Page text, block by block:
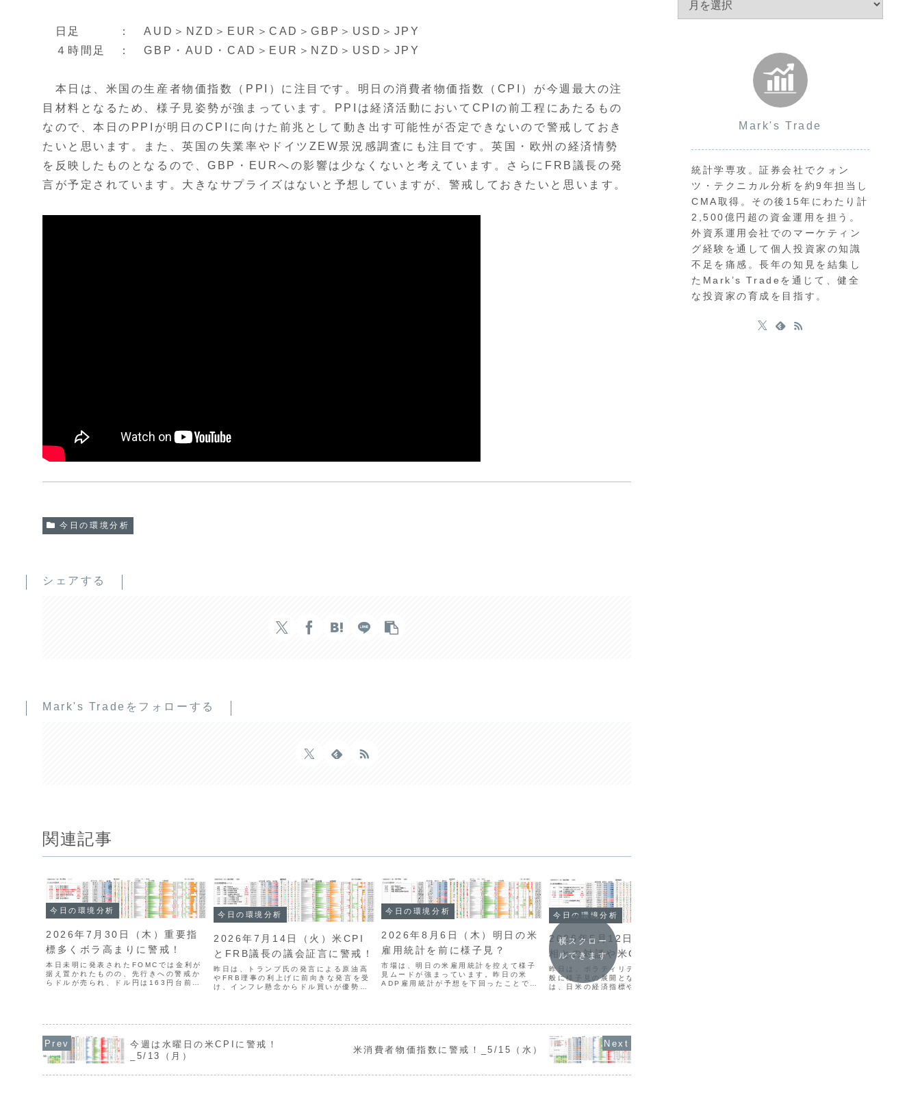
日足 ： AUD＞NZD＞EUR＞CAD＞GBP＞USD＞JPY
４時間足 ： GBP・AUD・CAD＞EUR＞NZD＞USD＞JPY
本日は、米国の生産者物価指数（PPI）に注目です。明日の消費者物価指数（CPI）が今週最大の注
目材料となるため、様子見姿勢が強まっています。PPIは経済活動においてCPIの前工程にあたるもの
なので、本日のPPIが明日のCPIに向けた前兆として動き出す可能性が否定できないので警戒しておき
たいと思います。また、英国の失業率やドイツZEW景況感調査にも注目です。英国・欧州の経済情勢
を反映したものとなるので、GBP・EURへの影響は少なくないと考えています。さらにFRB議長の発
言が予定されています。大きなサプライズはないと予想していますが、警戒しておきたいと思います。
今日の環境分析
シェアする
Mark's Tradeをフォローする
関連記事
今日の環境分析
2026年7月30日（木）重要指
標多くボラ高まりに警戒！
本日未明に発表されたFOMCでは金利が
据え置かれたものの、先行きへの警戒か
らドルが売られ、ドル円は163円台前半
今日の環境分析
2026年7月14日（火）米CPI
とFRB議長の議会証言に警戒！
昨日は、トランプ氏の発言による原油高
やFRB理事の利上げに前向きな発言を受
け、インフレ懸念からドル買いが優勢と
今日の環境分析
2026年8月6日（木）明日の米
雇用統計を前に様子見？
市場は、明日の米雇用統計を控えて様子
見ムードが強まっています。昨日の米
ADP雇用統計が予想を下回ったことで注
今日の環境分析
2026年5月12日（火）米財務
相との対談や米CPIに警戒！
昨日は、ボラティリティが低下し市場全
般に様子見の展開となりました。本日
は、日米の経済指標やベッセント米財務
横スクロー
ルできます
今週は水曜日の米CPIに警戒！
_5/13（月）
米消費者物価指数に警戒！_5/15（水）
Mark's Trade
統計学専攻。証券会社でクォン
ツ・テクニカル分析を約9年担当し
CMA取得。その後15年にわたり計
2,500億円超の資金運用を担う。
外資系運用会社でのマーケティン
グ経験を通して個人投資家の知識
不足を痛感。長年の知見を結集し
たMark’s Tradeを通じて、健全
な投資家の育成を目指す。